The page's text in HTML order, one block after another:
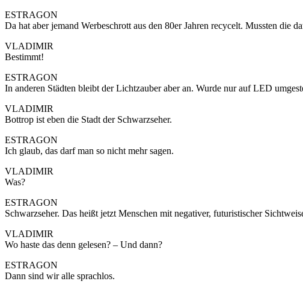
ESTRAGON
Da hat aber jemand Werbeschrott aus den 80er Jahren recycelt. Mussten die
VLADIMIR
Bestimmt!
ESTRAGON
In anderen Städten bleibt der Lichtzauber aber an. Wurde nur auf LED
VLADIMIR
Bottrop ist eben die Stadt der Schwarzseher.
ESTRAGON
Ich glaub, das darf man so nicht mehr sagen.
VLADIMIR
Was?
ESTRAGON
Schwarzseher. Das heißt jetzt Menschen mit negativer, futuristischer
VLADIMIR
Wo haste das denn gelesen? – Und dann?
ESTRAGON
Dann sind wir alle sprachlos.